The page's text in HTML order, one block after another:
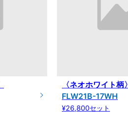
〈ネオホワイト柄〉
FLW21B-17WH
¥26,800セット